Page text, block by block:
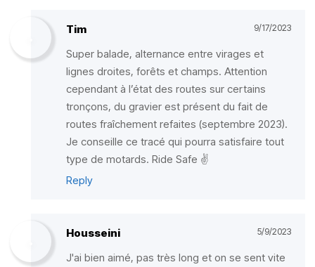
Tim 9/17/2023
Super balade, alternance entre virages et
lignes droites, forêts et champs. Attention
cependant à l’état des routes sur certains
tronçons, du gravier est présent du fait de
routes fraîchement refaites (septembre 2023).
Je conseille ce tracé qui pourra satisfaire tout
type de motards. Ride Safe ✌️
Reply
Housseini 5/9/2023
J'ai bien aimé, pas très long et on se sent vite